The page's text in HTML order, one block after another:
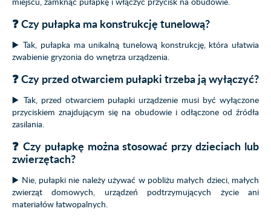
❓ Czy pułapka ma konstrukcję tunelową?
▶️ Tak, pułapka ma unikalną tunelową konstrukcję, która ułatwia
zwabienie gryzonia do wnętrza urządzenia.
❓ Czy przed otwarciem pułapki trzeba ją wyłączyć?
▶️ Tak, przed otwarciem pułapki urządzenie musi być wyłączone
przyciskiem znajdującym się na obudowie i odłączone od źródła
zasilania.
❓ Czy pułapkę można stosować przy dzieciach lub
zwierzętach?
▶️ Nie, pułapki nie należy używać w pobliżu małych dzieci, małych
zwierząt domowych, urządzeń podtrzymujących życie ani
materiałów łatwopalnych.